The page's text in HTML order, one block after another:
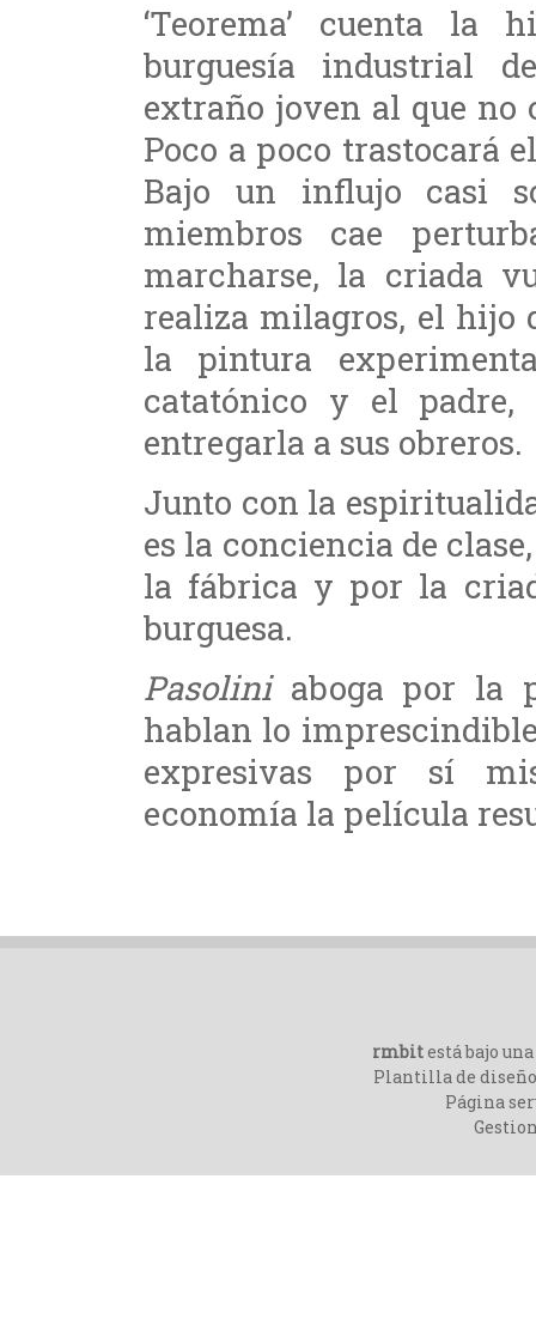
‘Teorema’ cuenta
burguesía industrial
extraño joven al que no
Poco a poco trastocará
Bajo un influjo casi
miembros cae
marcharse, la criada
realiza milagros, el hijo
la pintura
catatónico y el padre,
entregarla a sus obreros.
Junto con la
es la conciencia de
la fábrica y por la
burguesa.
Pasoliniaboga por la
hablan lo
expresivas por sí
economía la película
rmbitestá bajo una
Plantilla de
Página